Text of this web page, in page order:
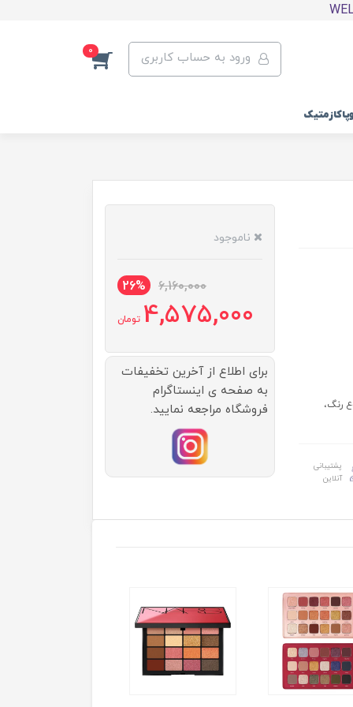
ورود به حساب کاربری 0
رنگ،
پشتیبانی
آنلاین
ناموجود
6,160,000
26%
4,575,000 تومان
برای اطلاع از آخرین تخفیفات
به صفحه ی اینستاگرام
فروشگاه مراجعه نمایید.